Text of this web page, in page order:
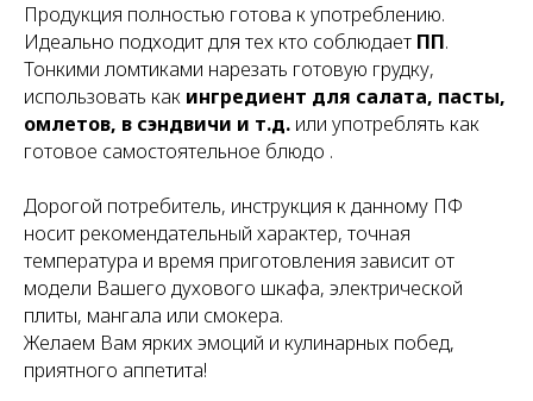
Продукция полностью готова к употреблению.
Идеально подходит для тех кто соблюдает ПП.
Тонкими ломтиками нарезать готовую грудку,
использовать как ингредиент для салата, пасты,
омлетов, в сэндвичи и т.д. или употреблять как
готовое самостоятельное блюдо .
Дорогой потребитель, инструкция к данному ПФ
носит рекомендательный характер, точная
температура и время приготовления зависит от
модели Вашего духового шкафа, электрической
плиты, мангала или смокера.
Желаем Вам ярких эмоций и кулинарных побед,
приятного аппетита!